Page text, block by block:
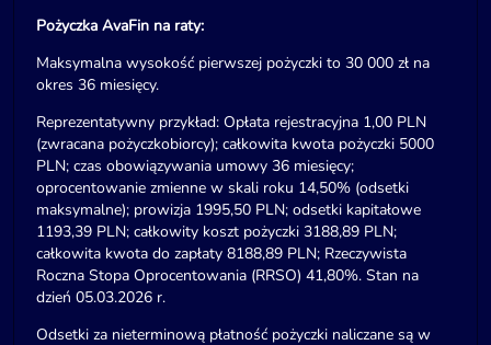
Pożyczka AvaFin na raty:
Maksymalna wysokość pierwszej pożyczki to 30 000 zł na
okres 36 miesięcy.
Reprezentatywny przykład: Opłata rejestracyjna 1,00 PLN
(zwracana pożyczkobiorcy); całkowita kwota pożyczki 5000
PLN; czas obowiązywania umowy 36 miesięcy;
oprocentowanie zmienne w skali roku 14,50% (odsetki
maksymalne); prowizja 1995,50 PLN; odsetki kapitałowe
1193,39 PLN; całkowity koszt pożyczki 3188,89 PLN;
całkowita kwota do zapłaty 8188,89 PLN; Rzeczywista
Roczna Stopa Oprocentowania (RRSO) 41,80%. Stan na
dzień 05.03.2026 r.
Odsetki za nieterminową płatność pożyczki naliczane są w